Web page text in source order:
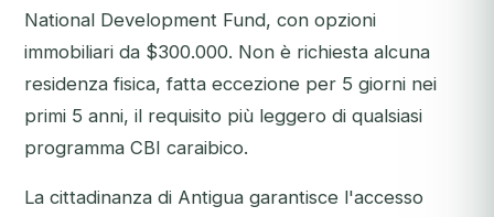
National Development Fund, con opzioni
immobiliari da $300.000. Non è richiesta alcuna
residenza fisica, fatta eccezione per 5 giorni nei
primi 5 anni, il requisito più leggero di qualsiasi
programma CBI caraibico.
La cittadinanza di Antigua garantisce l'accesso